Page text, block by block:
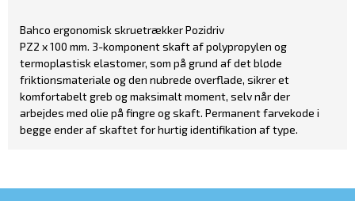
Bahco ergonomisk skruetrækker Pozidriv
PZ2 x 100 mm. 3-komponent skaft af polypropylen og
termoplastisk elastomer, som på grund af det bløde
friktionsmateriale og den nubrede overflade, sikrer et
komfortabelt greb og maksimalt moment, selv når der
arbejdes med olie på fingre og skaft. Permanent farvekode i
begge ender af skaftet for hurtig identifikation af type.